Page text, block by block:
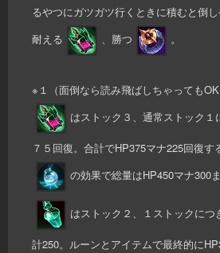
るやつにガツガツ行くときに積むと倒
耐える
、勝つ 。
※１（面倒なら読み飛ばしちゃってもOK
はストック３、通常ストック
７５回復。合計でHP375マナ225回復す
の効果で総量はHP450マナ300
はストック２、１ストックにつ
計250。ルーンとアイテムで最終的に